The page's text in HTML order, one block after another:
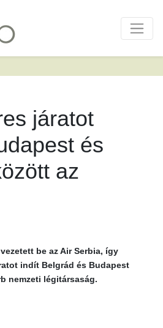
járatot
és
az
be az Air Serbia, így
indít Belgrád és Budapest
nemzeti légitársaság.